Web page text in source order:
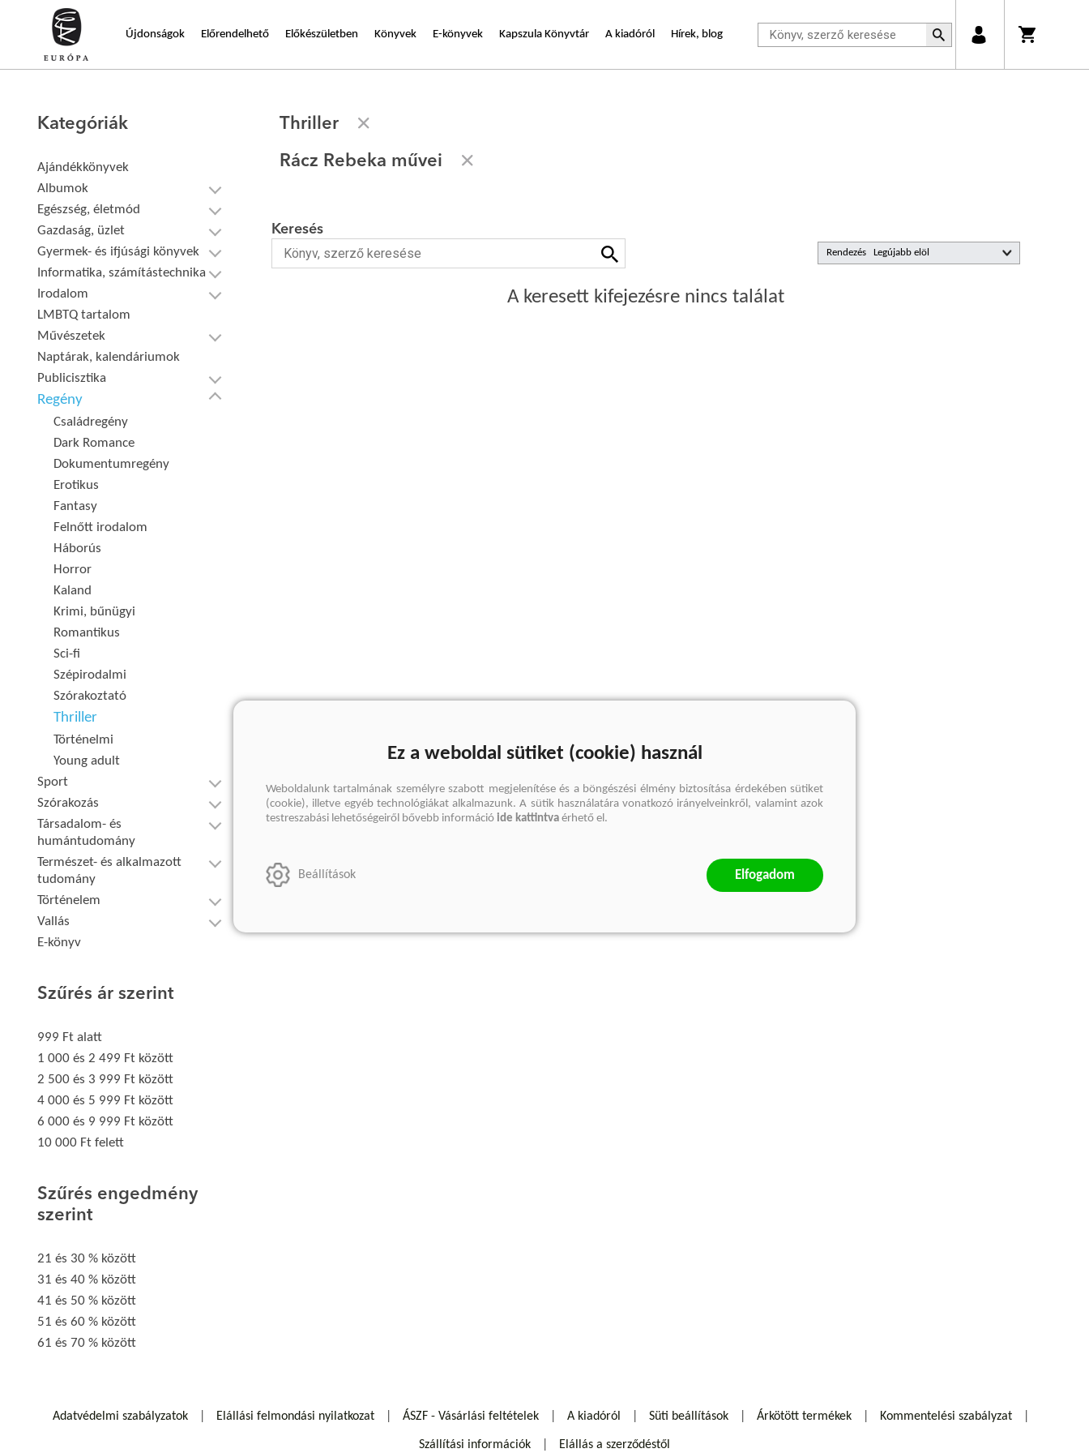
Újdonságok Előrendelhető Előkészületben Könyvek E-könyvek Kapszula Könyvtár A kiadóról Hírek, blog
Kategóriák
Ajándékkönyvek
Albumok
Egészség, életmód
Gazdaság, üzlet
Gyermek- és ifjúsági könyvek
Informatika, számítástechnika
Irodalom
LMBTQ tartalom
Művészetek
Naptárak, kalendáriumok
Publicisztika
Regény
Családregény
Dark Romance
Dokumentumregény
Erotikus
Fantasy
Felnőtt irodalom
Háborús
Horror
Kaland
Krimi, bűnügyi
Romantikus
Sci-fi
Szépirodalmi
Szórakoztató
Thriller
Történelmi
Young adult
Sport
Szórakozás
Társadalom- és
humántudomány
Természet- és alkalmazott
tudomány
Történelem
Vallás
E-könyv
Szűrés ár szerint
999 Ft alatt
1 000 és 2 499 Ft között
2 500 és 3 999 Ft között
4 000 és 5 999 Ft között
6 000 és 9 999 Ft között
10 000 Ft felett
Szűrés engedmény
szerint
21 és 30 % között
31 és 40 % között
41 és 50 % között
51 és 60 % között
61 és 70 % között
Thriller
Rácz Rebeka művei
Rendezés
Keresés
A keresett kifejezésre nincs találat
Adatvédelmi szabályzatok Elállási felmondási nyilatkozat ÁSZF - Vásárlási feltételek A kiadóról Süti beállítások Árkötött termékek Kommentelési szabályzat
Szállítási információk Elállás a szerződéstől
Ez a weboldal sütiket (cookie) használ
Weboldalunk tartalmának személyre szabott megjelenítése és a böngészési élmény biztosítása érdekében sütiket
(cookie), illetve egyéb technológiákat alkalmazunk. A sütik használatára vonatkozó irányelveinkről, valamint azok
testreszabási lehetőségeiről bővebb információ ide kattintva érhető el.
Beállítások Elfogadom